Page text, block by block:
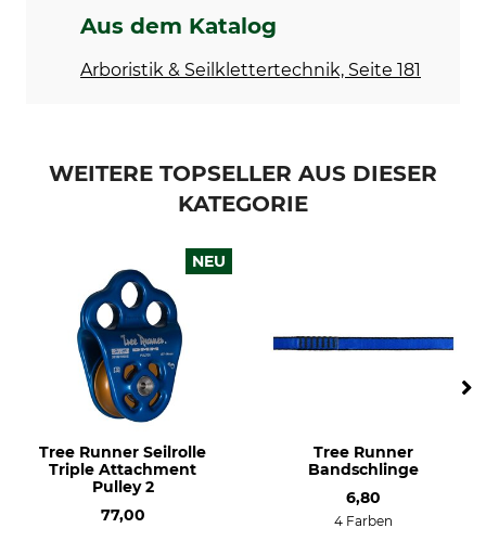
Aluminium
15 mm
24 g
Aus dem Katalog
Arboristik & Seilklettertechnik, Seite 181
WEITERE TOPSELLER AUS DIESER
KATEGORIE
NEU
Tree Runner Seilrolle
Triple Attachment
Pulley 2
77,00
Tree Runner
Bandschlinge
6,80
4 Farben